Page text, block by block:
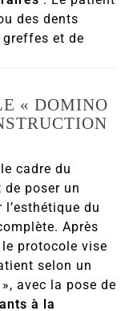
des dents
et de
« DOMINO
cadre du
de poser un
du
Après
protocole vise
selon un
avec la pose de
à la